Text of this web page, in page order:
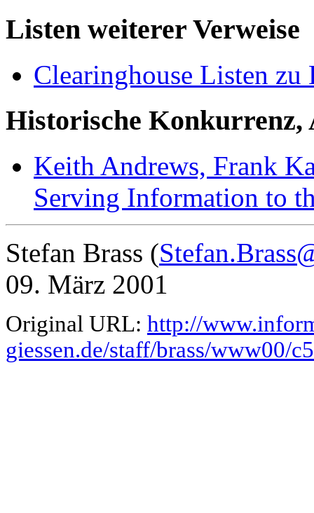
Listen weiterer Verweise
Clearinghouse Listen
Historische Konkurrenz,
Keith Andrews, Frank
Serving Information to
Stefan Brass (
09. März 2001
Original URL: http://
giessen.de/staff/brass/www00/